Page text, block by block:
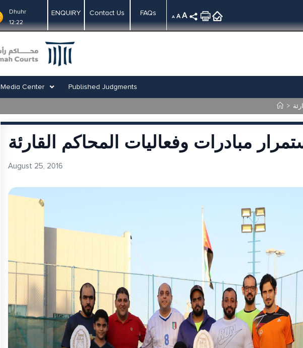
Dhuhr
12:22
ENQUIRY Contact Us FAQs A A A
Media Center Published Judgments
>
مبادرات وفعاليات المحاكم القارئة
August 25, 2016